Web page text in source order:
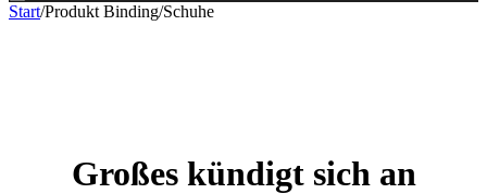
Start/Produkt Binding/Schuhe
Großes kündigt sich an